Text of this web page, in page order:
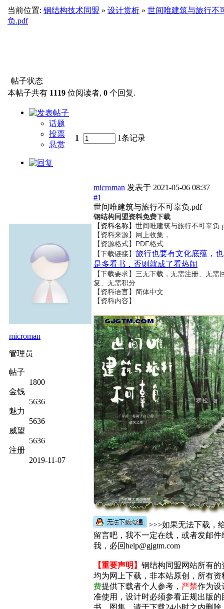
当前位置: 钢结构技术同盟 » 设计赏析 » 世间唯建筑与旅行不
负.pdf
帖子状态
本帖子共有 1119 位阅读者, 0 个回复.
话题
投票
悬赏
1 1条记录
microman
管理员
帖子
1800
金钱
5636
魅力
5636
威望
5636
注册
2019-11-07
microman 发表于 2021-05-06 08:37
#1
世间唯建筑与旅行不可辜负.pdf
钢结构同盟资料免费下载
【资料名称】 世间唯建筑与旅行不可辜负
【资料来源】网上收集，
【资源格式】PDF格式
【下载链接】 旅行也要有文化底蕴，
是多看书，否则就成了看热闹
【下载要求】三无下载，无需注册、无需
复、无需积分
【资料语言】简体中文
【资料内容】
>>>如果无法下载，
留言吧，我不一定在线，或者发邮件
我，必回help@gjgtm.com
【重要声明】 钢结构同盟网站所有的
均为网上下载，非本站原创，所有资
费提供下载者个人参考， 严禁作为设
准使用，设计时必须参看正规出版的
书、图集。请于下载24小时之内删除